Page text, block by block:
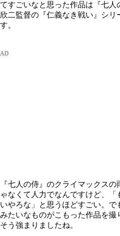
てすごいなと思った作品は『七
欣二監督の『仁義なき戦い』シ
す。
『七人の侍』のクライマックス
ゃなくて人力でなんですけど、
いやろな」と思うほどすごい。
みたいなものがこもった作品を撮
そう強まりましたね。